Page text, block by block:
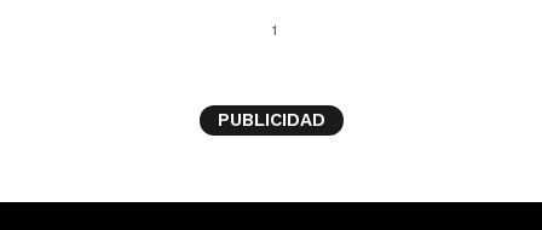
1
PUBLICIDAD